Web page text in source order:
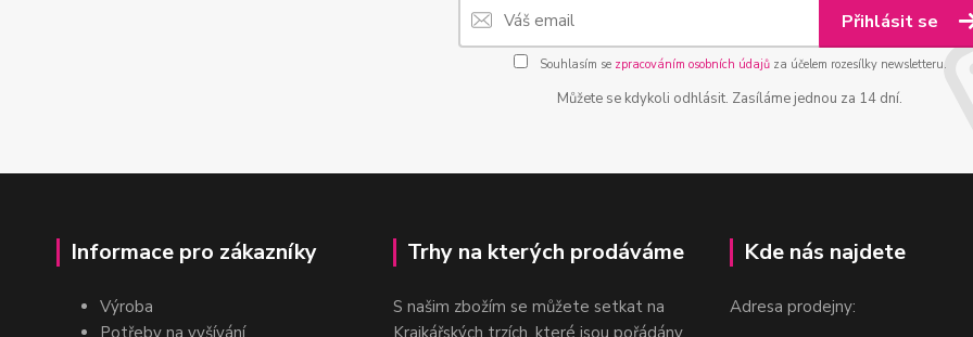
Přihlásit se
Souhlasím se zpracováním osobních údajůza účelem rozesílky newsletteru.
Můžete se kdykoli odhlásit. Zasíláme jednou za 14 dní.
Informace pro zákazníky
Výroba
Trhy na kterých prodáváme
S našim zbožím se můžete setkat na
Kde nás najdete
Adresa prodejny: